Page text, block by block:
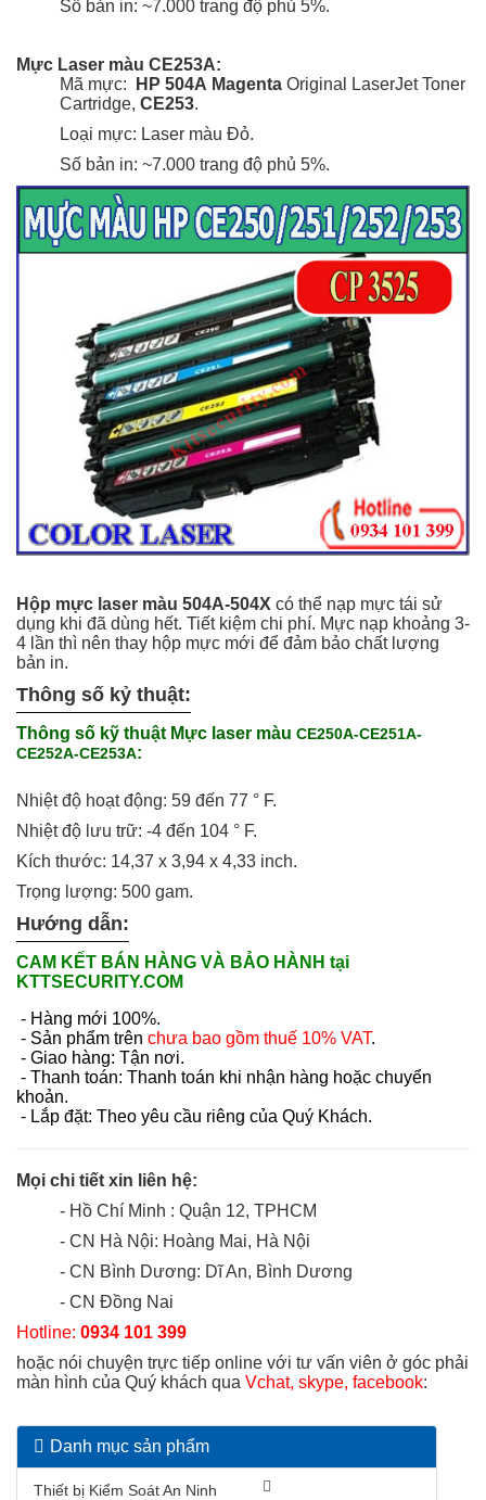
Danh mục sản phẩm
Thiết bị Kiểm Soát An Ninh
Số bản in: ~7.000 trang độ phủ 5%.
Mực Laser màu CE253A:
Mã mực:
HP 504A Magenta Original LaserJet Toner
Cartridge, CE253.
Loại mực: Laser màu Đỏ.
Số bản in: ~7.000 trang độ phủ 5%.
Hộp mực laser màu 504A-504X có thể nạp mực tái sử
dụng khi đã dùng hết. Tiết kiệm chi phí. Mực nạp khoảng 3-
4 lần thì nên thay hộp mực mới để đảm bảo chất lượng
bản in.
Thông số kỷ thuật:
Thông số kỹ thuật Mực laser màu CE250A-CE251A-
CE252A-CE253A:
Nhiệt độ hoạt động: 59 đến 77 ° F.
Nhiệt độ lưu trữ: -4 đến 104 ° F.
Kích thước: 14,37 x 3,94 x 4,33 inch.
Trọng lượng: 500 gam.
Hướng dẫn:
CAM KẾT BÁN HÀNG VÀ BẢO HÀNH tại
KTTSECURITY.COM
- Hàng mới 100%.
- Sản phẩm trên chưa bao gồm thuế 10% VAT.
- Giao hàng: Tận nơi.
- Thanh toán: Thanh toán khi nhận hàng hoặc chuyển
khoản.
- Lắp đặt: Theo yêu cầu riêng của Quý Khách.
Mọi chi tiết xin liên hệ:
- Hồ Chí Minh : Quận 12, TPHCM
- CN Hà Nội: Hoàng Mai, Hà Nội
- CN Bình Dương: Dĩ An, Bình Dương
- CN Đồng Nai
Hotline: 0934 101 399
hoặc nói chuyện trực tiếp online với tư vấn viên ở góc phải
màn hình của Quý khách qua Vchat, skype, facebook: